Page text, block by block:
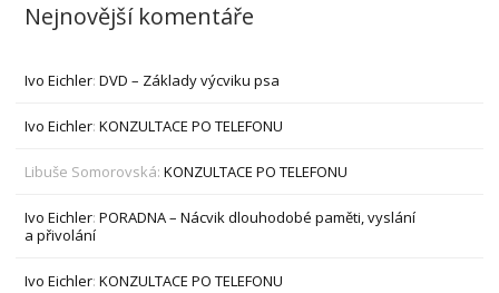
Nejnovější komentáře
Ivo Eichler:DVD – Základy výcviku psa
Ivo Eichler:KONZULTACE PO TELEFONU
Libuše Somorovská:KONZULTACE PO TELEFONU
Ivo Eichler:PORADNA – Nácvik dlouhodobé paměti, vyslání
a přivolání
Ivo Eichler:KONZULTACE PO TELEFONU